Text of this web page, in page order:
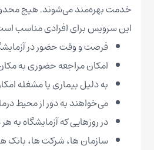
خدمت بهره‌مند می‌شوند. هیچ
این سرویس برای افرادی مناسب
فرصت و وقت حضور در
امکان مراجعه حضوری به مکان
به دلیل بیماری یا مشغله
می‌خواهند به دور از محیط
در روزهایی که آزمایشگاه به
سازمان ها، شرکت ها، بانک